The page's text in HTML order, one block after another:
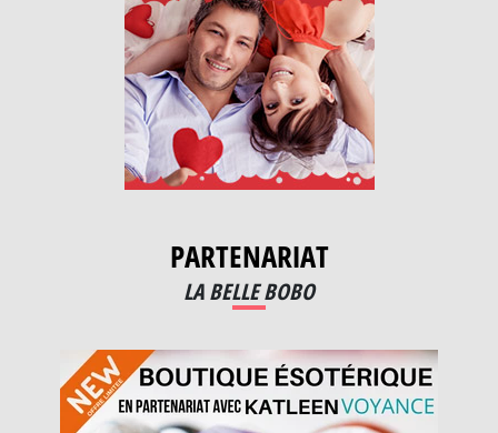
PARTENARIAT
LA BELLE BOBO